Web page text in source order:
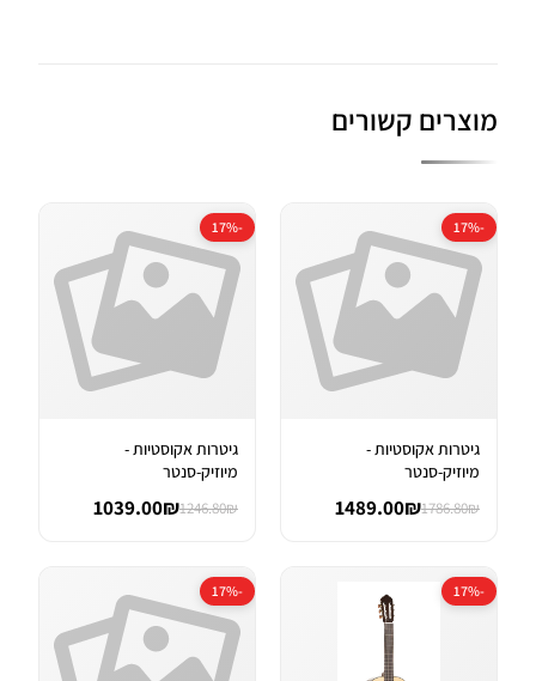
מוצרים קשורים
-17%
גיטרות אקוסטיות -
מיוזיק-סנטר
1786.80₪
1489.00₪
-17%
גיטרות אקוסטיות -
מיוזיק-סנטר
1246.80₪
1039.00₪
-17%
-17%